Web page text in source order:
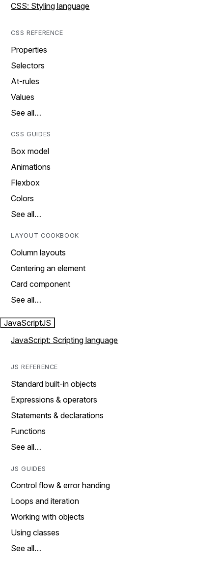
CSS: Styling language
CSS REFERENCE
Properties
Selectors
At-rules
Values
See all…
CSS GUIDES
Box model
Animations
Flexbox
Colors
See all…
LAYOUT COOKBOOK
Column layouts
Centering an element
Card component
See all…
JavaScriptJS
JavaScript: Scripting language
JS REFERENCE
Standard built-in objects
Expressions & operators
Statements & declarations
Functions
See all…
JS GUIDES
Control flow & error handing
Loops and iteration
Working with objects
Using classes
See all…